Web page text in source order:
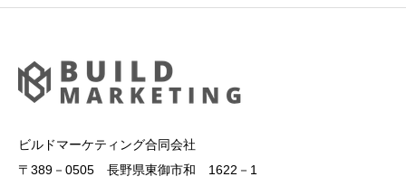
ビルドマーケティング合同会社
〒389－0505 長野県東御市和 1622－1